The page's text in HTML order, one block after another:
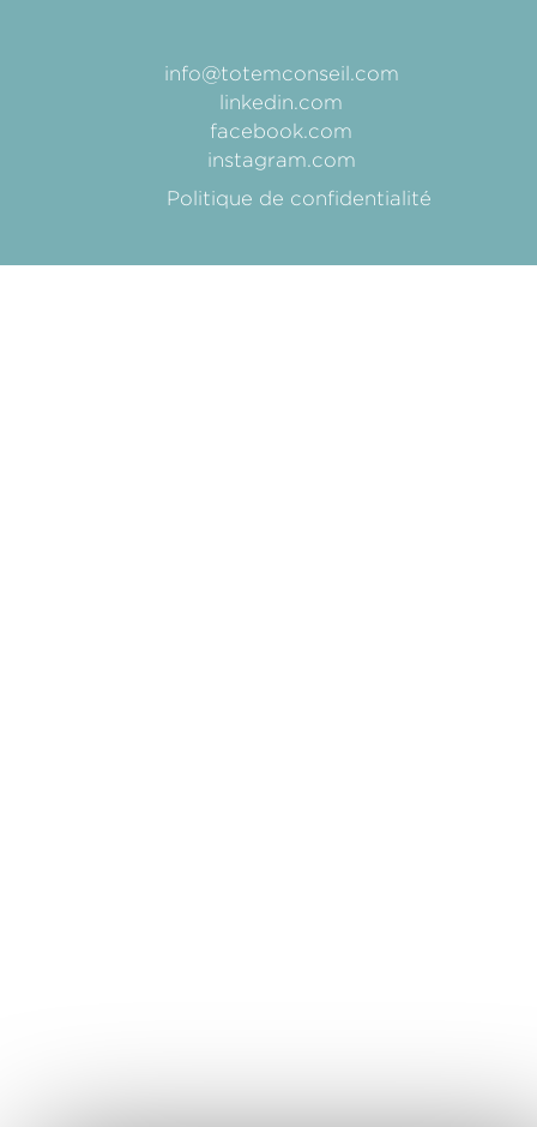
info@totemconseil.com
linkedin.com
facebook.com
instagram.com
Politique de confidentialité